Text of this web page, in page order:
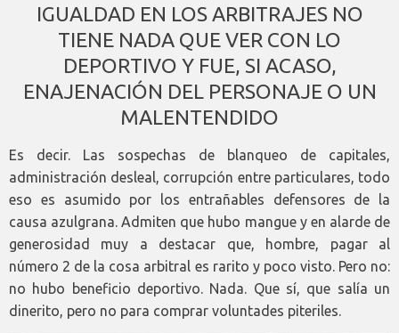
IGUALDAD EN LOS ARBITRAJES NO
TIENE NADA QUE VER CON LO
DEPORTIVO Y FUE, SI ACASO,
ENAJENACIÓN DEL PERSONAJE O UN
MALENTENDIDO
Es decir. Las sospechas de blanqueo de capitales,
administración desleal, corrupción entre particulares, todo
eso es asumido por los entrañables defensores de la
causa azulgrana. Admiten que hubo mangue y en alarde de
generosidad muy a destacar que, hombre, pagar al
número 2 de la cosa arbitral es rarito y poco visto. Pero no:
no hubo beneficio deportivo. Nada. Que sí, que salía un
dinerito, pero no para comprar voluntades piteriles.